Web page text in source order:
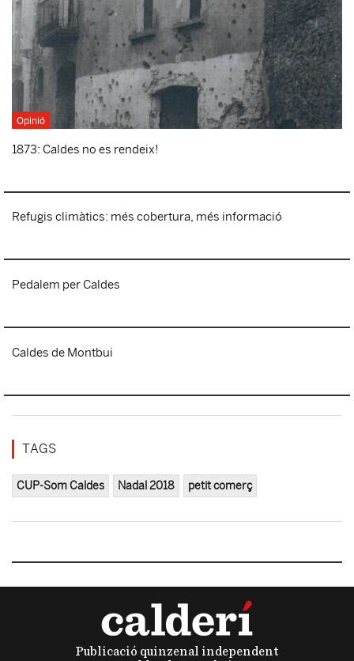
Opinió
1873: Caldes no es rendeix!
Refugis climàtics: més cobertura, més informació
Pedalem per Caldes
Caldes de Montbui
TAGS
CUP-Som Caldes Nadal 2018 petit comerç
Publicació quinzenal independent